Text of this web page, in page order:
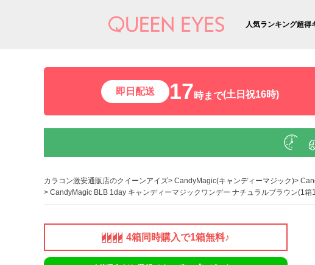
人気ランキング超得
即日配送 17時まで(土日祝16時)
カラコン激安通販店のクイーンアイズ CandyMagic(キャンディーマジック)
CandyMagic BLB 1day キャンディーマジックワンデー ナチュラルブラウン(1箱
4箱同時購入で1箱無料♪